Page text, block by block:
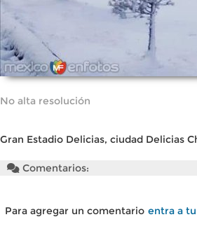
No alta resolución
Gran Estadio Delicias, ciudad Delicias
Comentarios:
Para agregar un comentario entra a